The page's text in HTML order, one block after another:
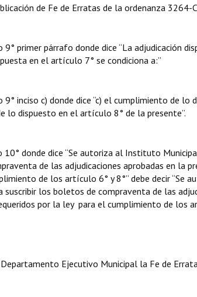
de Fe de Erratas de la ordenanza
primer párrafo donde dice “La adjudicación
en el artículo 7° se condiciona a:”
inciso c) donde dice “c) el cumplimiento de lo
lo dispuesto en el artículo 8° de la presente”.
donde dice “Se autoriza al Instituto
de las adjudicaciones aprobadas en la
de los artículo 6° y 8°” debe decir “Se
suscribir los boletos de compraventa de las
por la ley para el cumplimiento de los
Ejecutivo Municipal la Fe de